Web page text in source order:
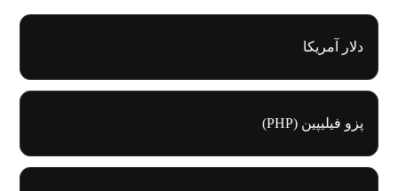
دلار آمریکا
پزو فیلیپین (PHP)